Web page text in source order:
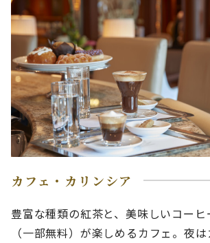
カフェ・カリンシア
豊富な種類の紅茶と、美味しいコーヒ
（一部無料）が楽しめるカフェ。夜